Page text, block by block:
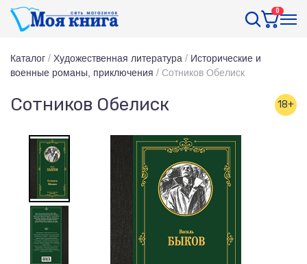
0
Каталог / Художественная литература / Исторические и
военные романы, приключения / Сотников Обелиск
Сотников Обелиск 18+